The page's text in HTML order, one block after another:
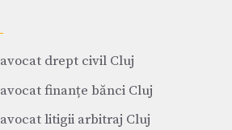
avocat drept civil Cluj
avocat finanțe bănci Cluj
avocat litigii arbitraj Cluj